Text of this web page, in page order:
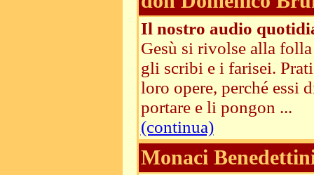
Il nostro audio
Gesù si rivolse alla
gli scribi e i farisei.
loro opere, perché essi
portare e li pongon ...
(continua)
Monaci